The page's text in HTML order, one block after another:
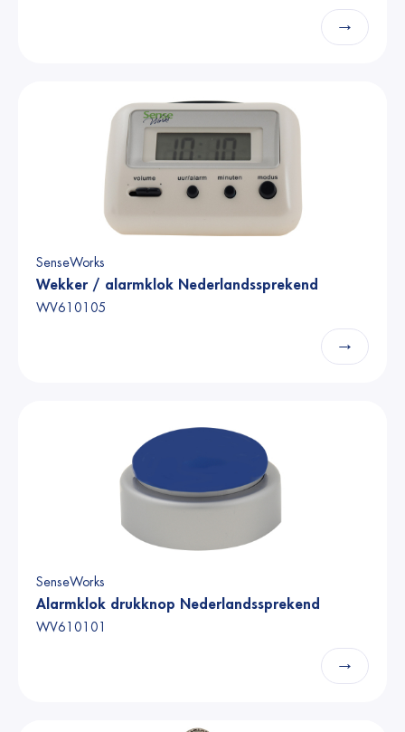
→
SenseWorks
Wekker / alarmklok Nederlandssprekend
WV610105
→
SenseWorks
Alarmklok drukknop Nederlandssprekend
WV610101
→